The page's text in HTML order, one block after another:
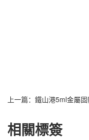
上一篇： 鐵山港5ml金屬
相關標簽